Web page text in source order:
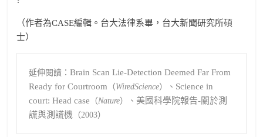
（作者為CASE編輯。台大法律系畢，台大新聞研究所碩
士）
延伸閱讀：Brain Scan Lie-Detection Deemed Far From
Ready for Courtroom （WiredScience）、 Science in
court: Head case （Nature）、 美國科學院報告-關於測
謊與測謊機 （2003）